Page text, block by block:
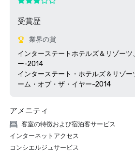
受賞歴
業界の賞
インターステートホテルズ＆リゾー
ー-2014
インターステート・ホテルズ＆リゾ
アメニティ
客室の特徴および宿泊客サービス
インターネットアクセス
コンシエルジュサービス